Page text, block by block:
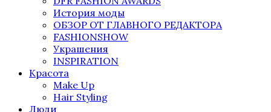
История моды
ОБЗОР ОТ ГЛАВНОГО РЕДАКТОРА
FASHIONSHOW
Украшения
INSPIRATION
Красота
Make Up
Hair Styling
Люди